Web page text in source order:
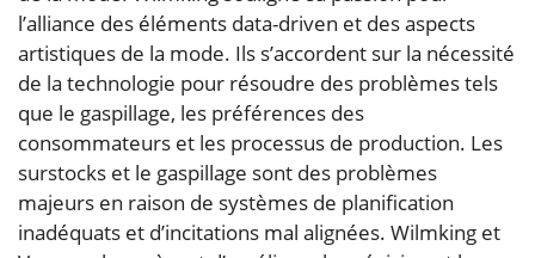
l’alliance des éléments data-driven et des aspects
artistiques de la mode. Ils s’accordent sur la nécessité
de la technologie pour résoudre des problèmes tels
que le gaspillage, les préférences des
consommateurs et les processus de production. Les
surstocks et le gaspillage sont des problèmes
majeurs en raison de systèmes de planification
inadéquats et d’incitations mal alignées. Wilmking et